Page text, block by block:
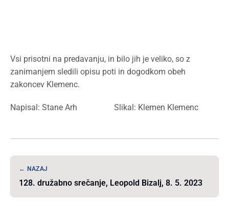
Vsi prisotni na predavanju, in bilo jih je veliko, so z
zanimanjem sledili opisu poti in dogodkom obeh
zakoncev Klemenc.
Napisal: Stane Arh Slikal: Klemen Klemenc
← NAZAJ
128. družabno srečanje, Leopold Bizalj, 8. 5. 2023